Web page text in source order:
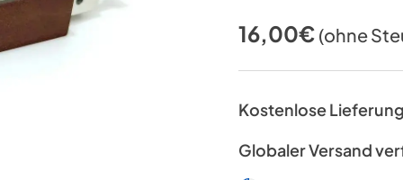
16,00€ (ohne
Kostenlose
Globaler Versand